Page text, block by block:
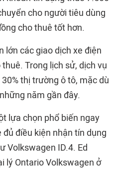
cho người tiêu dùng
cho thuê tốt hơn.
lớn các giao dịch xe điện
Trong lịch sử, dịch vụ
thị trường ô tô, mặc dù
năm gần đây.
lựa chọn phổ biến ngay
điều kiện nhận tín dụng
Volkswagen ID.4. Ed
lý Ontario Volkswagen ở